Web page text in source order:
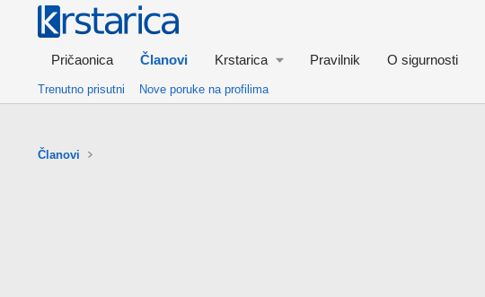
Pričaonica Članovi Krstarica Pravilnik O sigurnosti
Trenutno prisutni Nove poruke na profilima
Članovi